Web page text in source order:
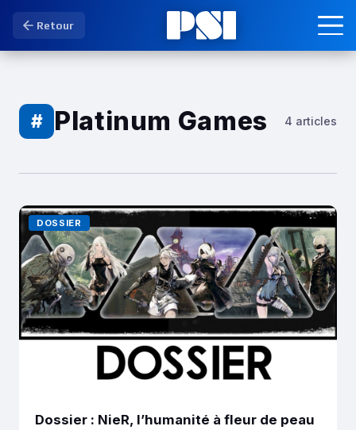
Retour
# Platinum Games 4 articles
DOSSIER
Dossier : NieR, l’humanité à fleur de peau